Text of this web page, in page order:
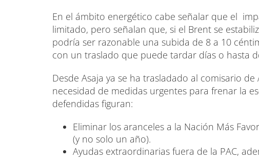
En el ámbito energético cabe señalar que el
limitado, pero señalan que, si el Brent se
podría ser razonable una subida de 8 a 10
con un traslado que puede tardar días o hasta
Desde Asaja ya se ha trasladado al comisario
necesidad de medidas urgentes para frenar la
defendidas figuran:
Eliminar los aranceles a la Nación Más
(y no solo un año).
Ayudas extraordinarias fuera de la PAC,